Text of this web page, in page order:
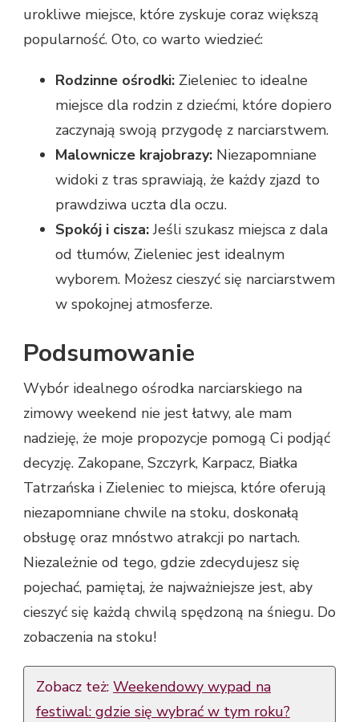
urokliwe miejsce, które zyskuje coraz większą
popularność. Oto, co warto wiedzieć:
Rodzinne ośrodki: Zieleniec to idealne
miejsce dla rodzin z dziećmi, które dopiero
zaczynają swoją przygodę z narciarstwem.
Malownicze krajobrazy: Niezapomniane
widoki z tras sprawiają, że każdy zjazd to
prawdziwa uczta dla oczu.
Spokój i cisza:Jeśli szukasz miejsca z dala
od tłumów, Zieleniec jest idealnym
wyborem. Możesz cieszyć się narciarstwem
w spokojnej atmosferze.
Podsumowanie
Wybór idealnego ośrodka narciarskiego na
zimowy weekend nie jest łatwy, ale mam
nadzieję, że moje propozycje pomogą Ci podjąć
decyzję. Zakopane, Szczyrk, Karpacz, Białka
Tatrzańska i Zieleniec to miejsca, które oferują
niezapomniane chwile na stoku, doskonałą
obsługę oraz mnóstwo atrakcji po nartach.
Niezależnie od tego, gdzie zdecydujesz się
pojechać, pamiętaj, że najważniejsze jest, aby
cieszyć się każdą chwilą spędzoną na śniegu. Do
zobaczenia na stoku!
Zobacz też: Weekendowy wypad na
festiwal: gdzie się wybrać w tym roku?